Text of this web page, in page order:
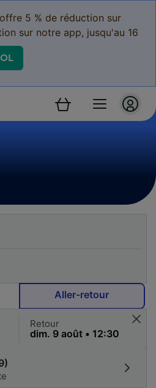
5 % de réduction sur
sur notre app, jusqu'au 16
Aller-retour
Retour